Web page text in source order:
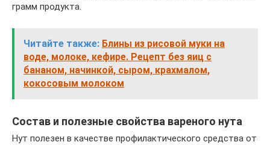
грамм продукта.
Читайте также: Блины из рисовой муки на
воде, молоке, кефире. Рецепт без яиц с
бананом, начинкой, сыром, крахмалом,
кокосовым молоком
Состав и полезные свойства вареного нута
Нут полезен в качестве профилактического средства от